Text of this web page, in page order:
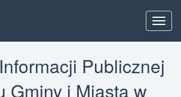
Menu
Publicznej
Gminy i Miasta w